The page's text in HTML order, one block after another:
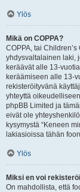
Ylös
Mikä on COPPA?
COPPA, tai
yhdysvaltalainen laki,
keräävät alle 13-
keräämiseen alle 13-
rekisteröityvänä
yhteyttä
phpBB Limited ja
eivät ole
kysymystä “Keneen
lakiasioissa tähän
Ylös
Miksi en voi
On mahdollista, että